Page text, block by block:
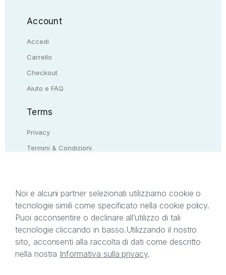
Account
Accedi
Carrello
Checkout
Aiuto e FAQ
Terms
Privacy
Termini & Condizioni
Il presente sito web è di proprietà di StreetLib S.r.l.
C.F. e P.IVA 05338720963. StreetLib S.r.l. è
titolare di tutti i diritti di proprietà intellettuale
afferenti ai marchi, loghi e segni distintivi presenti
sul sito web. Si invita l’utente a prendere visione
Noi e alcuni partner selezionati utilizziamo cookie o
tecnologie simili come specificato nella cookie policy.
Puoi acconsentire o declinare all’utilizzo di tali
tecnologie cliccando in basso.Utilizzando il nostro
sito, acconsenti alla raccolta di dati come descritto
nella nostra Informativa sulla privacy.